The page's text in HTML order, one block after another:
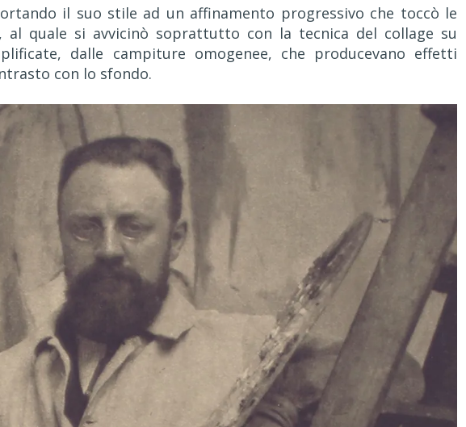
il suo stile ad un affinamento progressivo che toccò le
al quale si avvicinò soprattutto con la tecnica del collage su
dalle campiture omogenee, che producevano effetti
con lo sfondo.